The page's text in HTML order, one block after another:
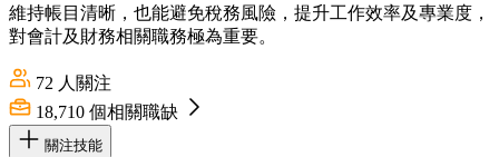
維持帳目清晰，也能避免稅務風險，提升工作效率及專業度，
對會計及財務相關職務極為重要。
72 人關注
18,710 個相關職缺
關注技能